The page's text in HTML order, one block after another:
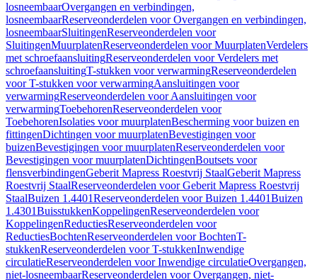
losneembaarOvergangen en verbindingen,
losneembaarReserveonderdelen voor Overgangen en verbindingen,
losneembaarSluitingenReserveonderdelen voor
SluitingenMuurplatenReserveonderdelen voor MuurplatenVerdelers
met schroefaansluitingReserveonderdelen voor Verdelers met
schroefaansluitingT-stukken voor verwarmingReserveonderdelen
voor T-stukken voor verwarmingAansluitingen voor
verwarmingReserveonderdelen voor Aansluitingen voor
verwarmingToebehorenReserveonderdelen voor
ToebehorenIsolaties voor muurplatenBescherming voor buizen en
fittingenDichtingen voor muurplatenBevestigingen voor
buizenBevestigingen voor muurplatenReserveonderdelen voor
Bevestigingen voor muurplatenDichtingenBoutsets voor
flensverbindingenGeberit Mapress Roestvrij StaalGeberit Mapress
Roestvrij StaalReserveonderdelen voor Geberit Mapress Roestvrij
StaalBuizen 1.4401Reserveonderdelen voor Buizen 1.4401Buizen
1.4301BuisstukkenKoppelingenReserveonderdelen voor
KoppelingenReductiesReserveonderdelen voor
ReductiesBochtenReserveonderdelen voor BochtenT-
stukkenReserveonderdelen voor T-stukkenInwendige
circulatieReserveonderdelen voor Inwendige circulatieOvergangen,
niet-losneembaarReserveonderdelen voor Overgangen, niet-